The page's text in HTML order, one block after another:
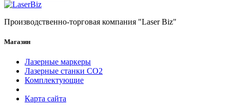
Производственно-торговая компания "Laser Biz"
Магазин
Лазерные маркеры
Лазерные станки СО2
Комплектующие
Карта сайта